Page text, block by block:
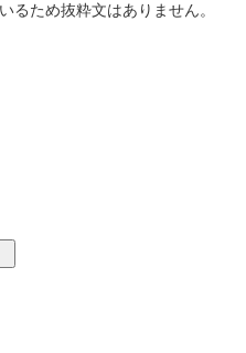
るため抜粋文はありません。